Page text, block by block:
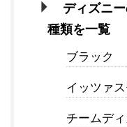
ディズニ
種類を一覧
ブラック
イッツァ
チームデ